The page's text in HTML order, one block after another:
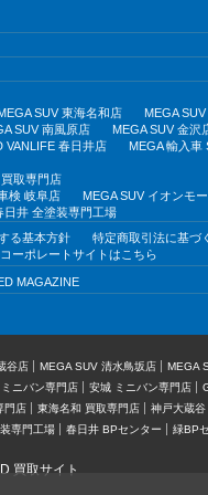
SUV 東海名和店
MEGA
SUV 南風原店
MEGA SUV 金沢
VANLIFE 春日井店
MEGA 輸入車
取専門店
検 岐阜店
MEGA SUV イオンモ
日井 全塗装専門工場
る基本方針
特定商取引法に基づ
コーポレートサイトはこちら
MAGAZINE
谷店 MEGA SUV 清水鳥坂店
MEGA
ニバン専門店 安城 ミニバン専門店
門店 東海名和 買取専門店
神戸大蔵
専門工場 春日井 BPセンター 緑BP
買取サイト